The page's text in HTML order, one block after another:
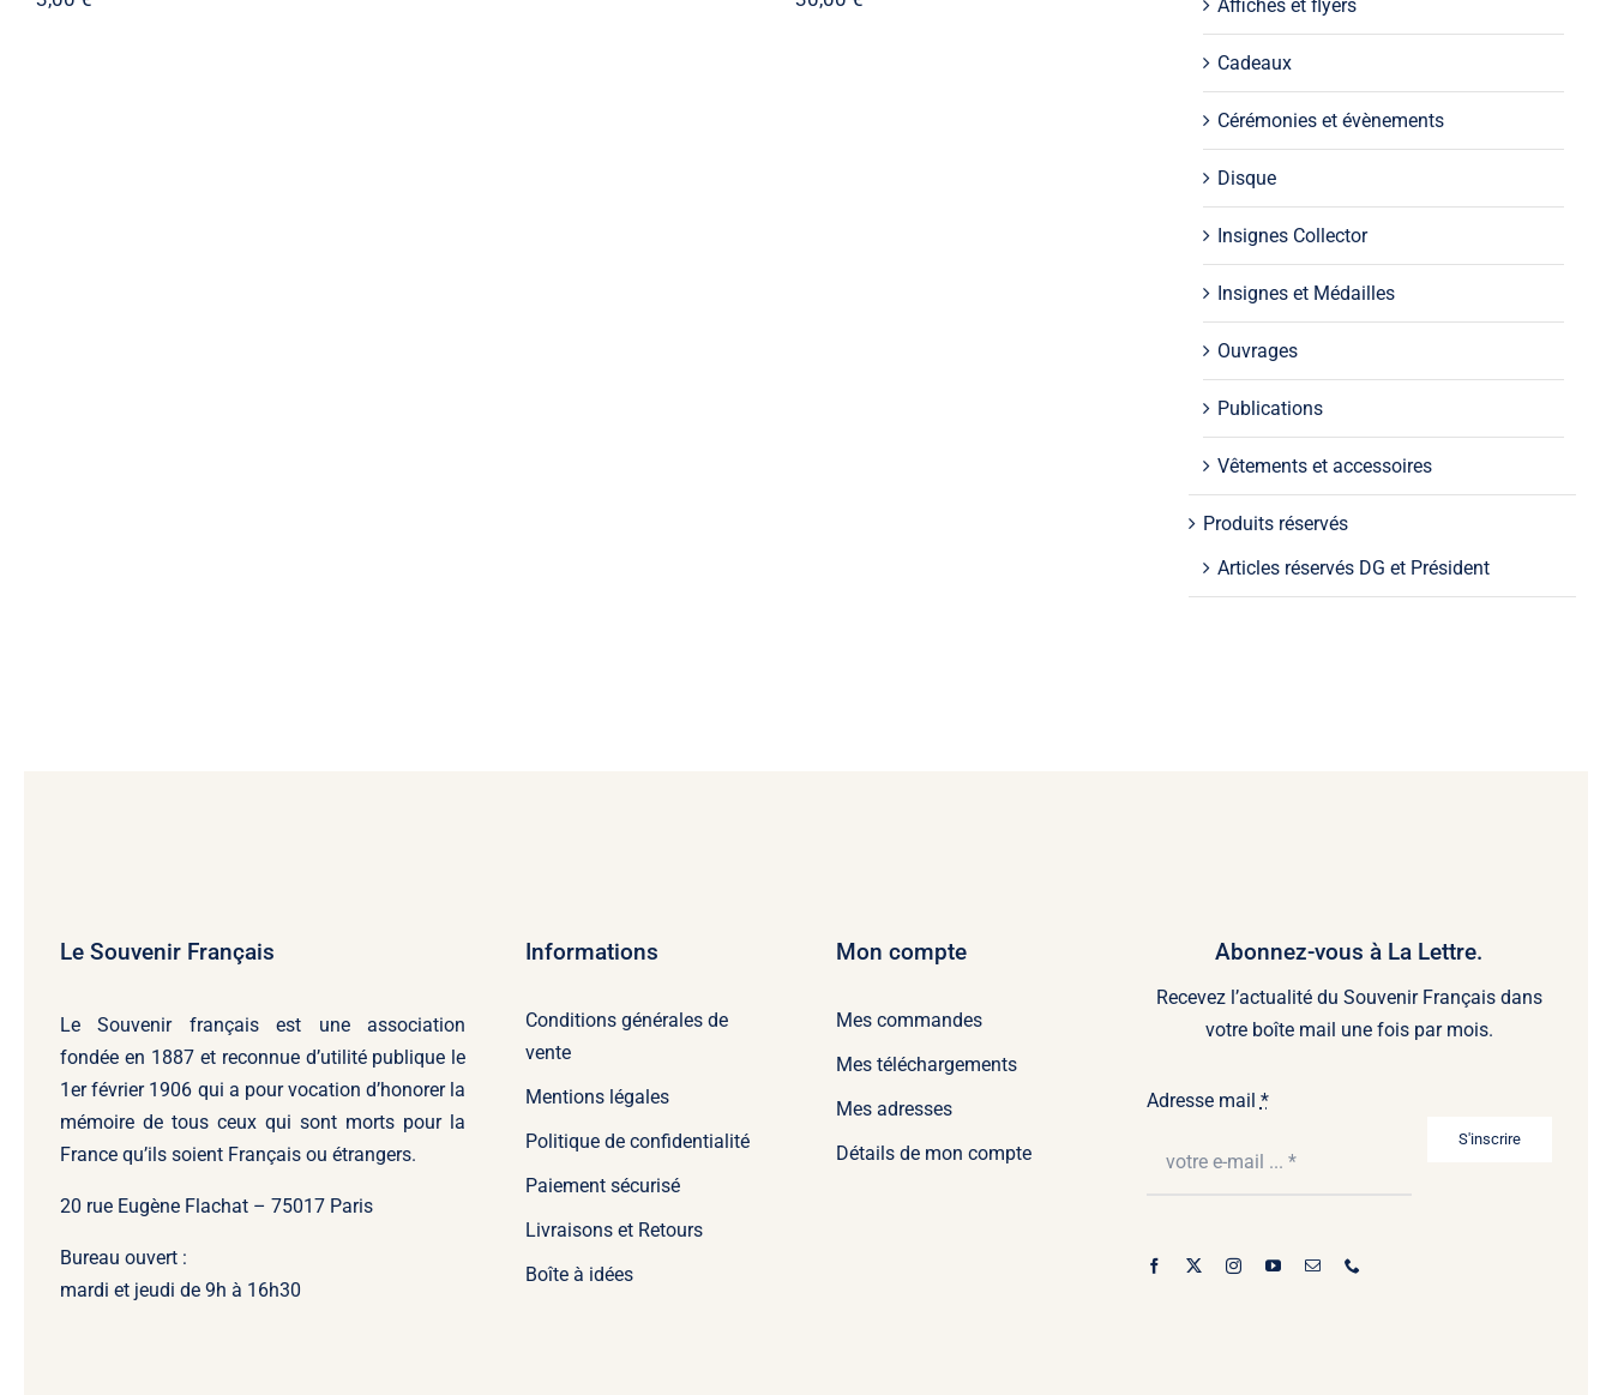
Affiches et flyers
Cadeaux
Cérémonies et évènements
Disque
Insignes Collector
Insignes et Médailles
Ouvrages
Publications
Vêtements et accessoires
Produits réservés
Articles réservés DG et Président
Le Souvenir Français
Le Souvenir françaisest une association
fondée en 1887 et reconnue d’utilité publique le
1er février 1906 qui a pour vocation d’honorer la
mémoire de tous ceux qui sont morts pour la
France qu’ils soient Français ou étrangers.
20 rue Eugène Flachat – 75017 Paris
Bureau ouvert :
mardi et jeudi de 9h à 16h30
Informations
Conditions générales de
vente
Mentions légales
Politique de confidentialité
Paiement sécurisé
Livraisons et Retours
Boîte à idées
Mon compte
Mes commandes
Mes téléchargements
Mes adresses
Détails de mon compte
Abonnez-vous à La Lettre.
Recevez l’actualité du Souvenir Français dans
votre boîte mail une fois par mois.
Adresse mail *
S'inscrire